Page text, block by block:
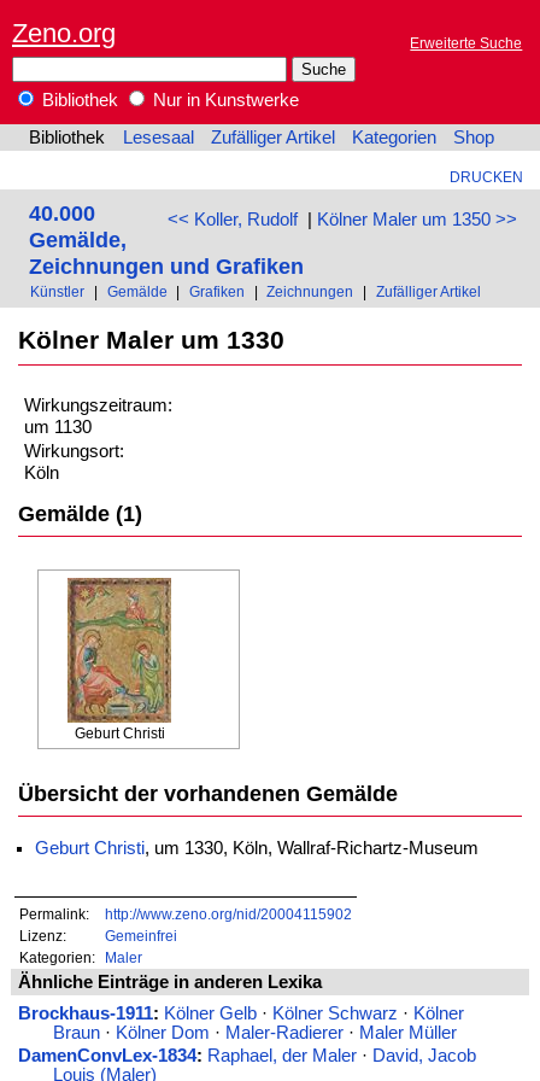
Zeno.org Erweiterte Suche
Bibliothek
Nur in Kunstwerke
Bibliothek
Lesesaal Zufälliger Artikel Kategorien Shop
DRUCKEN
<< Koller, Rudolf| Kölner Maler um 1350 >>
40.000
Gemälde,
Zeichnungen und Grafiken
Künstler Gemälde Grafiken Zeichnungen Zufälliger Artikel
Kölner Maler um 1330
Wirkungszeitraum:
um 1130
Wirkungsort:
Köln
Gemälde (1)
Geburt Christi
Übersicht der vorhandenen Gemälde
Geburt Christi, um 1330, Köln, Wallraf-Richartz-Museum
Permalink:
http://www.zeno.org/nid/20004115902
Lizenz:
Gemeinfrei
Kategorien:
Maler
Ähnliche Einträge in anderen Lexika
Brockhaus-1911: Kölner Gelb· Kölner Schwarz · Kölner
Braun· Kölner Dom · Maler-Radierer· Maler Müller
DamenConvLex-1834: Raphael, der Maler· David, Jacob
Louis (Maler)